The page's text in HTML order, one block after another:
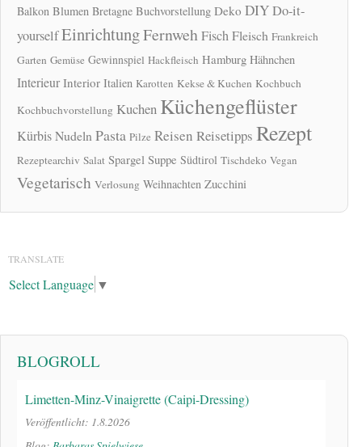
Balkon Blumen Bretagne Buchvorstellung Deko DIYDo-it-
yourselfEinrichtungFernwehFischFleisch Frankreich
Garten Gemüse Gewinnspiel Hackfleisch Hamburg Hähnchen
Interieur Interior Italien Karotten Kekse & Kuchen Kochbuch
Kochbuchvorstellung Kuchen Küchengeflüster
KürbisNudelnPasta Pilze Reisen Reisetipps Rezept
Rezeptearchiv Salat Spargel Suppe Südtirol Tischdeko Vegan
Vegetarisch Verlosung Weihnachten Zucchini
TRANSLATE
Select Language ▼
BLOGROLL
Limetten-Minz-Vinaigrette (Caipi-Dressing)
Veröffentlicht: 1.8.2026